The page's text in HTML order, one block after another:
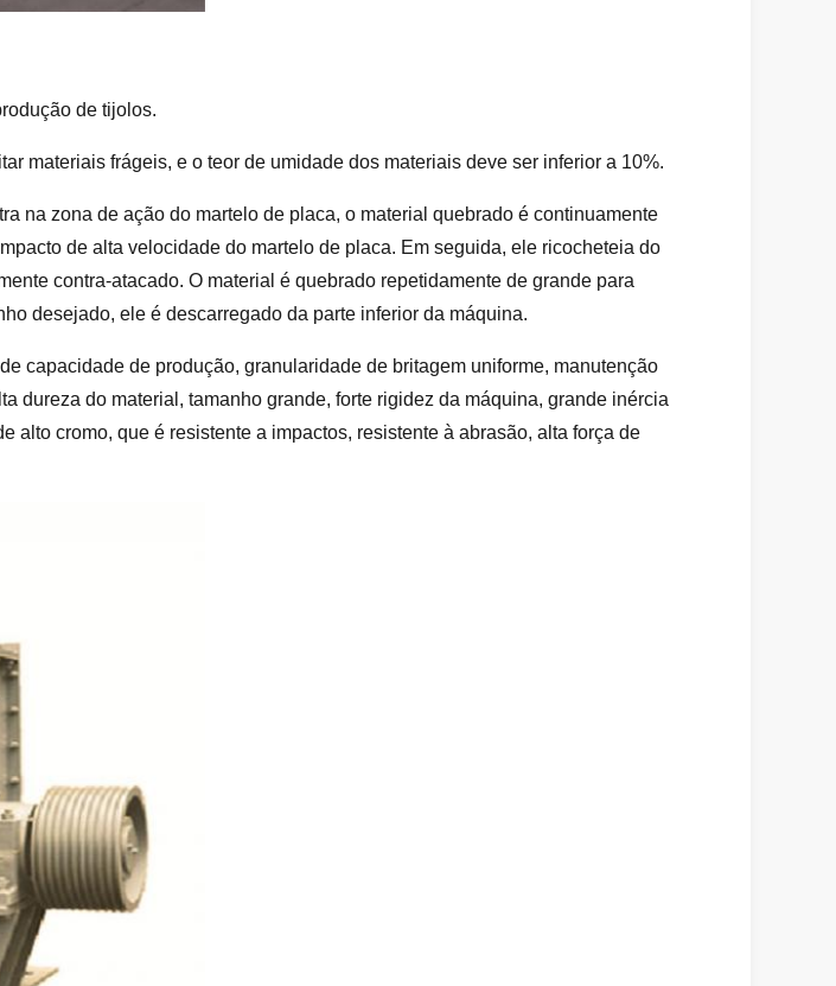
de tijolos.
materiais frágeis, e o teor de umidade dos materiais deve ser inferior a 10%.
na zona de ação do martelo de placa, o material quebrado é continuamente
de alta velocidade do martelo de placa. Em seguida, ele ricocheteia do
contra-atacado. O material é quebrado repetidamente de grande para
desejado, ele é descarregado da parte inferior da máquina.
capacidade de produção, granularidade de britagem uniforme, manutenção
dureza do material, tamanho grande, forte rigidez da máquina, grande inércia
alto cromo, que é resistente a impactos, resistente à abrasão, alta força de